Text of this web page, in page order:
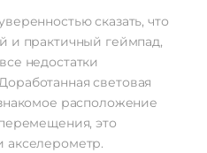
сказать, что
и практичный геймпад,
недостатки
световая
расположение
это
акселерометр.